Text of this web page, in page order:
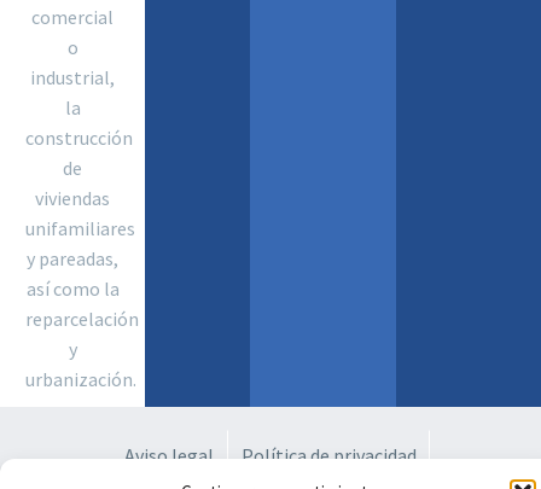
comercial
o
industrial,
la
construcción
de
viviendas
unifamiliares
y pareadas,
así como la
reparcelación
y
urbanización.
Aviso legal Política de privacidad